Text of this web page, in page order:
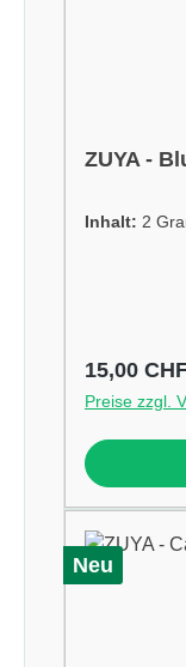
ZUYA -
Inhalt: 2
Regulärer
15,00
Preise zzgl.
Neu